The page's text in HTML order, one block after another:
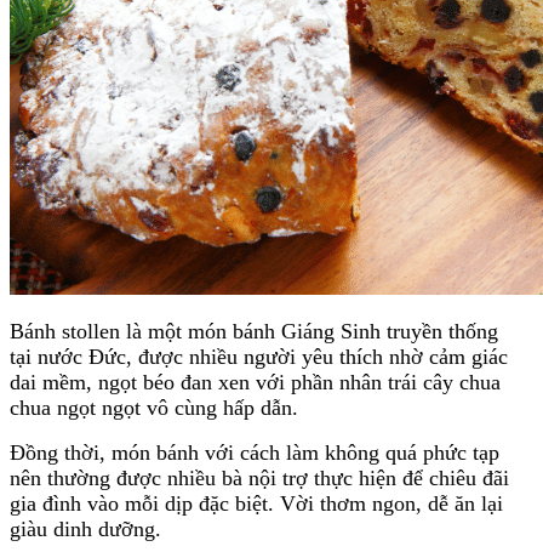
Bánh stollen là một món bánh Giáng Sinh truyền thống
tại nước Đức, được nhiều người yêu thích nhờ cảm giác
dai mềm, ngọt béo đan xen với phần nhân trái cây chua
chua ngọt ngọt vô cùng hấp dẫn.
Đồng thời, món bánh với cách làm không quá phức tạp
nên thường được nhiều bà nội trợ thực hiện để chiêu đãi
gia đình vào mỗi dịp đặc biệt. Vời thơm ngon, dễ ăn lại
giàu dinh dưỡng.